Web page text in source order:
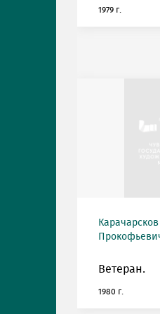
1979 г.
Ветеран.
1980 г.